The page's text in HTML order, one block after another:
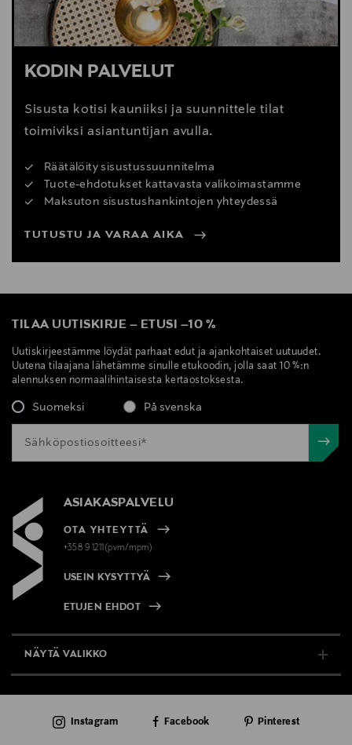
KODIN PALVELUT
Sisusta kotisi kauniiksi ja suunnittele tilat
toimiviksi asiantuntijan avulla.
Räätälöity sisustussuunnitelma
Tuote-ehdotukset kattavasta valikoimastamme
Maksuton sisustushankintojen yhteydessä
TUTUSTU JA VARAA AIKA
TILAA UUTISKIRJE – ETUSI –10 %
Uutiskirjeestämme löydät parhaat edut ja ajankohtaiset uutuudet.
Uutena tilaajana lähetämme sinulle etukoodin, jolla saat 10 %:n
alennuksen normaalihintaisesta kertaostoksesta.
Suomeksi På svenska
ASIAKASPALVELU
OTA YHTEYTTÄ
+358 9 1211(pvm/mpm)
USEIN KYSYTTYÄ
ETUJEN EHDOT
NÄYTÄ VALIKKO
AJANKOHTAISTA
Instagram Facebook Pinterest